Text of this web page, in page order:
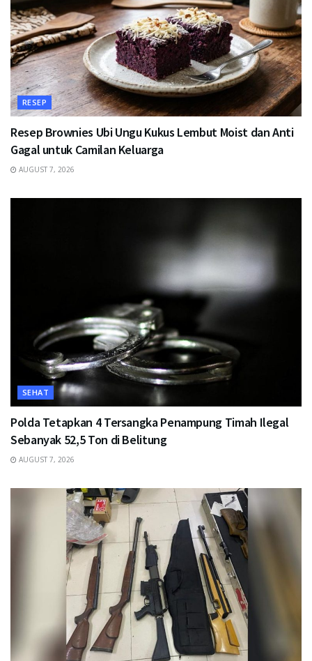
RESEP
Resep Brownies Ubi Ungu Kukus Lembut Moist dan Anti
Gagal untuk Camilan Keluarga
AUGUST 7, 2026
SEHAT
Polda Tetapkan 4 Tersangka Penampung Timah Ilegal
Sebanyak 52,5 Ton di Belitung
AUGUST 7, 2026